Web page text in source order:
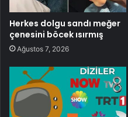
Herkes dolgu sandı meğer
çenesini böcek ısırmış
Ağustos 7, 2026